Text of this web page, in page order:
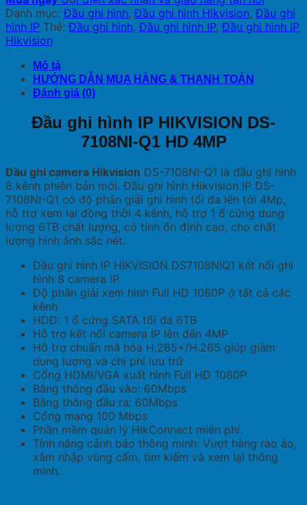
Danh mục:Đầu ghi hình,Đầu ghi hình Hikvision,Đầu ghi
hình IP Thẻ:Đầu ghi hình,Đầu ghi hình IP,Đầu ghi hình IP
Hikvision
Mô tả
HƯỚNG DẪN MUA HÀNG & THANH TOÁN
Đánh giá (0)
Đầu ghi hình IP HIKVISION DS-
7108NI-Q1 HD 4MP
Đầu ghi camera Hikvision DS-7108NI-Q1 là đầu ghi hình
8 kênh phiên bản mới. Đầu ghi hình Hikvision IP DS-
7108NI-Q1 có độ phân giải ghi hình tối đa lên tới 4Mp,
hỗ trợ xem lại đồng thời 4 kênh, hỗ trợ 1 ổ cứng dung
lượng 6TB chất lượng, có tính ổn định cao, cho chất
lượng hình ảnh sắc nét.
Đầu ghi hình IP HIKVISION DS7108NIQ1 kết nối ghi
hình 8 camera IP
Độ phân giải xem hình Full HD 1080P ở tất cả các
kênh
HDD: 1 ổ cứng SATA tối đa 6TB
Hỗ trợ kết nối camera IP lên đến 4MP
Hỗ trợ chuẩn mã hóa H.265+/H.265 giúp giảm
dung lượng và chi phí lưu trữ
Cổng HDMI/VGA xuất hình Full HD 1080P
Băng thông đầu vào: 60Mbps
Băng thông đầu ra: 60Mbps
Cổng mạng 100 Mbps
Phần mềm quản lý HikConnect miễn phí.
Tính năng cảnh báo thông minh: Vượt hàng rào ảo,
xâm nhập vùng cấm, tìm kiếm và xem lại thông
minh.